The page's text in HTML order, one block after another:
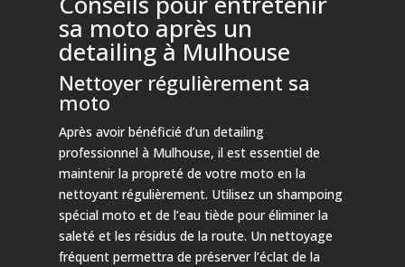
sa moto après un
detailing à Mulhouse
Nettoyer régulièrement sa
moto
Après avoir bénéficié d’un detailing
professionnel à Mulhouse, il est essentiel de
maintenir la propreté de votre moto en la
nettoyant régulièrement. Utilisez un shampoing
spécial moto et de l’eau tiède pour éliminer la
saleté et les résidus de la route. Un nettoyage
fréquent permettra de préserver l’éclat de la